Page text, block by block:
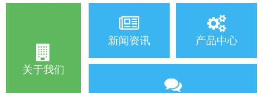
关于我们
新闻资讯 产品中心